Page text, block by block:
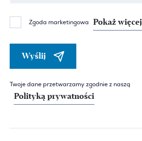
Zgoda marketingowa Pokaż więcej
Wyślij
Twoje dane przetwarzamy zgodnie z naszą
Polityką prywatności